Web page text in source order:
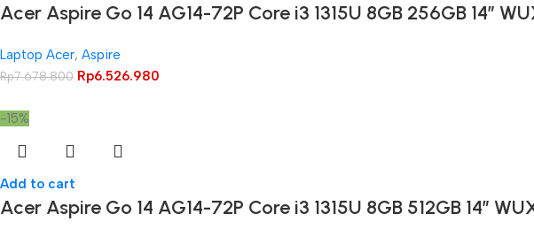
Acer Aspire Go 14 AG14-72P Core i3 1315U 8GB 256GB 14″
Laptop Acer, Aspire
Rp7.678.800 Rp6.526.980
-15%
Add to cart
Acer Aspire Go 14 AG14-72P Core i3 1315U 8GB 512GB 14″